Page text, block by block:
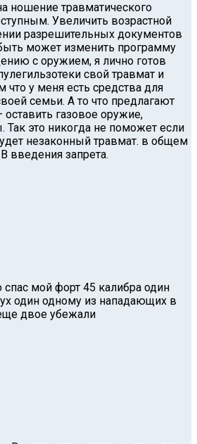
ношение травматического
Увеличить возрастной
разрешительных документов
может изменить программу
с оружием, я лично готов
свой травмат и
у меня есть средства для
семьи. А то что предлагают
газовое оружие,
Так это никогда не поможет если
незаконный травмат. в общем
запрета.
спас мой форт 45 калибра один
один одному из нападающих в
двое убежали